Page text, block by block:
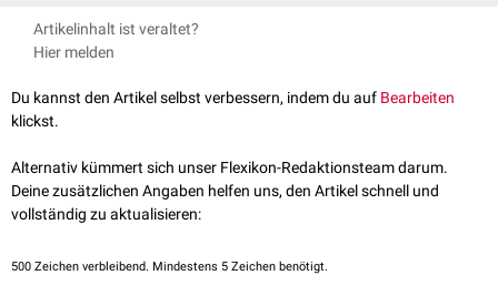
Artikelinhalt ist veraltet?
Hier melden
Du kannst den Artikel selbst verbessern, indem du auf Bearbeiten
klickst.
Alternativ kümmert sich unser Flexikon-Redaktionsteam darum.
Deine zusätzlichen Angaben helfen uns, den Artikel schnell und
vollständig zu aktualisieren:
500 Zeichen verbleibend. Mindestens 5 Zeichen benötigt.